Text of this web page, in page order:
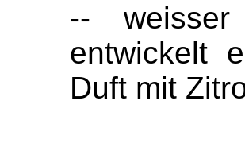
-- weisser
entwickelt
Duft mit